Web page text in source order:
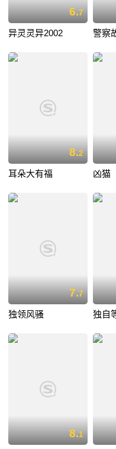
6.7
异灵灵异2002 警察
8.2
耳朵大有福 凶猫
7.7
独领风骚 独自
8.1